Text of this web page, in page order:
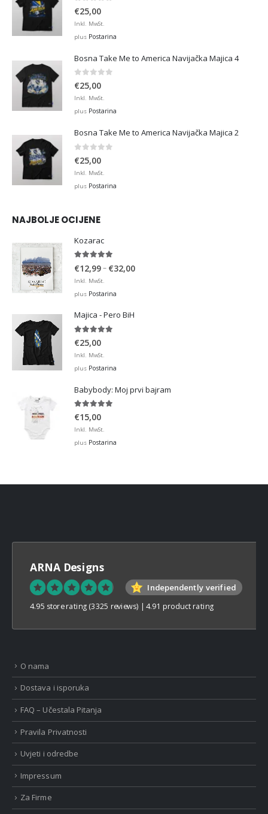
0 out of 5
€25,00
Inkl. MwSt.
plus Postarina
Bosna Take Me to America Navijačka Majica 4
0 out of 5
€25,00
Inkl. MwSt.
plus Postarina
Bosna Take Me to America Navijačka Majica 2
0 out of 5
€25,00
Inkl. MwSt.
plus Postarina
NAJBOLJE OCIJENE
Kozarac
€12,99– €32,00Price
Inkl. MwSt.
plus Postarina
Majica - Pero BiH
5.00out of 5
€25,00
Inkl. MwSt.
plus Postarina
Babybody: Moj prvi bajram
5.00out of 5
€15,00
Inkl. MwSt.
plus Postarina
ARNA Designs
Independently verified
4.95 store rating (3325 reviews) |4.91 product rating
O nama
Dostava i isporuka
FAQ – Učestala Pitanja
Pravila Privatnosti
Uvjeti i odredbe
Impressum
Za Firme